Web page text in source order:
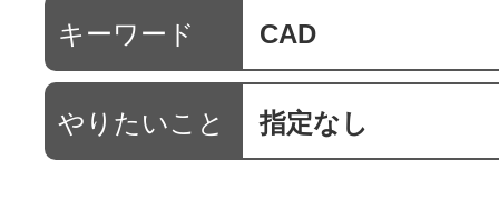
駅・路線か
通信講座を
キーワード CAD
やりたいこと 指定なし